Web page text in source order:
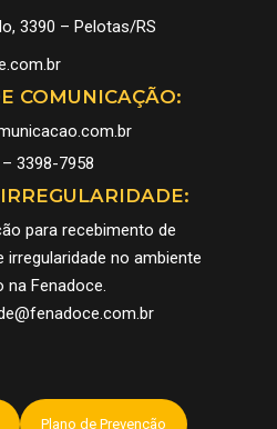
3390 – Pelotas/RS
COMUNICAÇÃO:
3398-7958
para recebimento de
irregularidade no ambiente
Fenadoce.
Plano de Prevenção